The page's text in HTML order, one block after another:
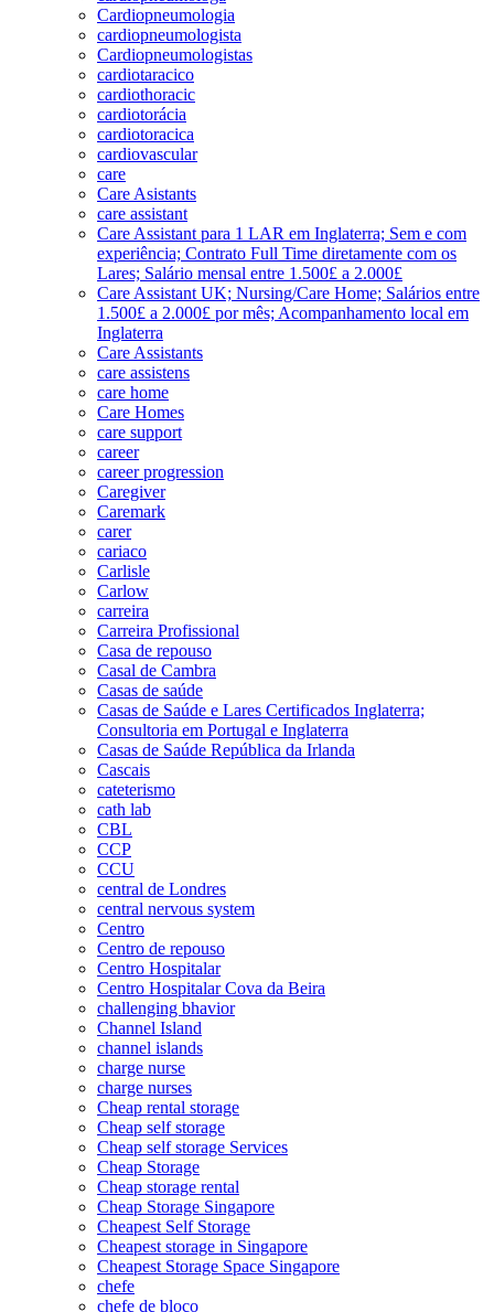
Cardiopneumologia
cardiopneumologista
Cardiopneumologistas
cardiotaracico
cardiothoracic
cardiotorácia
cardiotoracica
cardiovascular
care
Care Asistants
care assistant
Care Assistant para 1 LAR em Inglaterra; Sem e com
experiência; Contrato Full Time diretamente com os
Lares; Salário mensal entre 1.500£ a 2.000£
Care Assistant UK; Nursing/Care Home; Salários entre
1.500£ a 2.000£ por mês; Acompanhamento local em
Inglaterra
Care Assistants
care assistens
care home
Care Homes
care support
career
career progression
Caregiver
Caremark
carer
cariaco
Carlisle
Carlow
carreira
Carreira Profissional
Casa de repouso
Casal de Cambra
Casas de saúde
Casas de Saúde e Lares Certificados Inglaterra;
Consultoria em Portugal e Inglaterra
Casas de Saúde República da Irlanda
Cascais
cateterismo
cath lab
CBL
CCP
CCU
central de Londres
central nervous system
Centro
Centro de repouso
Centro Hospitalar
Centro Hospitalar Cova da Beira
challenging bhavior
Channel Island
channel islands
charge nurse
charge nurses
Cheap rental storage
Cheap self storage
Cheap self storage Services
Cheap Storage
Cheap storage rental
Cheap Storage Singapore
Cheapest Self Storage
Cheapest storage in Singapore
Cheapest Storage Space Singapore
chefe
chefe de bloco